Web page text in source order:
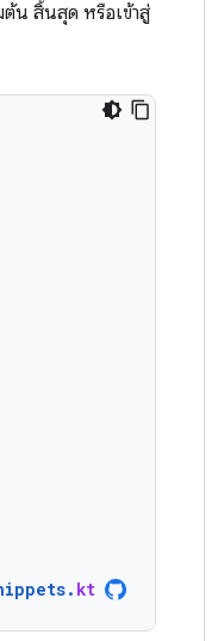
ต้น สิ้นสุด หรือเข้าสู่
. kt